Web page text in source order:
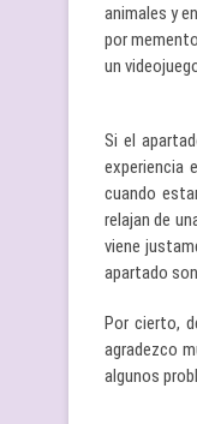
animales y
por
un
Si el
experiencia
cuando
relajan de
viene
apartado
Por cierto,
agradezco
algunos